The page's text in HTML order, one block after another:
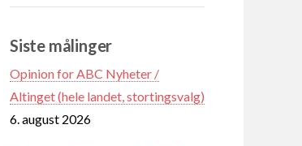
Siste målinger
Opinion for ABC Nyheter /
Altinget (hele landet, stortingsvalg)
6. august 2026